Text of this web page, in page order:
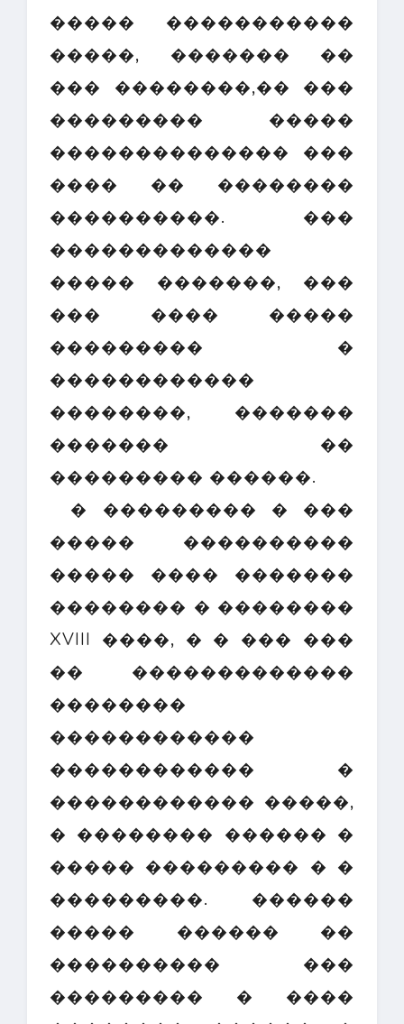
����� �����������
�����, ������� ��
��� ��������,�� ���
��������� �����
�������������� ���
���� �� ��������
����������. ���
�������������
����� �������, ���
��� ���� �����
��������� �
������������
��������, �������
������� ��
��������� ������.
� ��������� � ���
����� ����������
����� ���� �������
�������� � ��������
XVIII ����, � � ��� ���
�� �������������
��������
������������
������������ �
������������ �����,
� �������� ������ �
����� ��������� � �
���������. ������
����� ������ ��
���������� ���
��������� � ����